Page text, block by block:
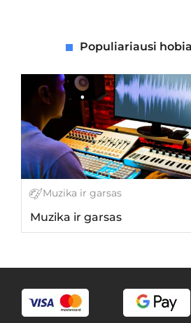
Populiariausi
Muzika ir garsas
Muzika ir garsas